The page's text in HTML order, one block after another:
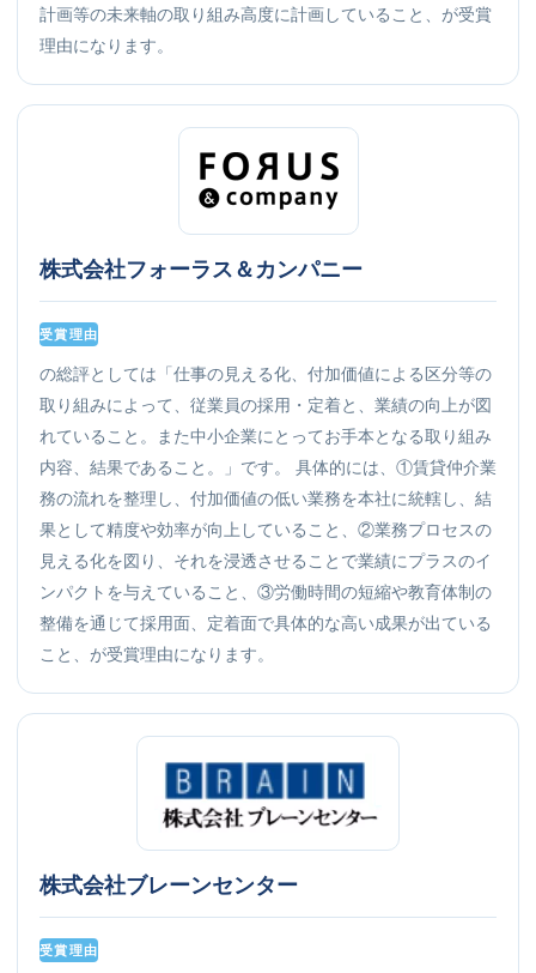
計画等の未来軸の取り組み高度に計画していること、が受賞
理由になります。
株式会社フォーラス＆カンパニー
受賞理由
の総評としては「仕事の見える化、付加価値による区分等の
取り組みによって、従業員の採用・定着と、業績の向上が図
れていること。また中小企業にとってお手本となる取り組み
内容、結果であること。」です。 具体的には、①賃貸仲介業
務の流れを整理し、付加価値の低い業務を本社に統轄し、結
果として精度や効率が向上していること、②業務プロセスの
見える化を図り、それを浸透させることで業績にプラスのイ
ンパクトを与えていること、③労働時間の短縮や教育体制の
整備を通じて採用面、定着面で具体的な高い成果が出ている
こと、が受賞理由になります。
株式会社ブレーンセンター
受賞理由